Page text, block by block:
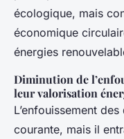
écologique, mais
économique
énergies
Diminution de
leur valorisation
L’enfouissement
courante, mais il